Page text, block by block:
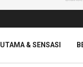
UTAMA & SENSASI